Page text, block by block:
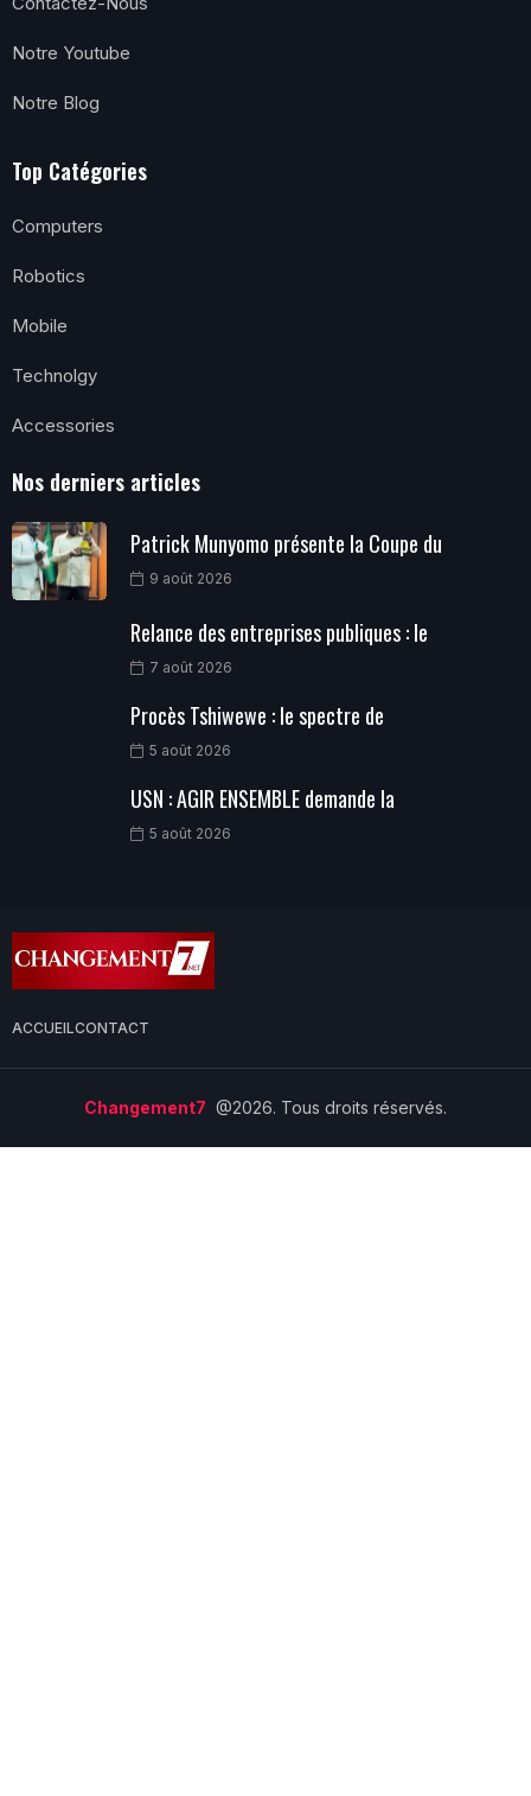
Notre Youtube
Notre Blog
Top Catégories
Computers
Robotics
Mobile
Technolgy
Accessories
Nos derniers articles
Patrick Munyomo présente la Coupe du
9 août 2026
Relance des entreprises publiques : le
7 août 2026
Procès Tshiwewe : le spectre de
5 août 2026
USN : AGIR ENSEMBLE demande la
5 août 2026
ACCUEILCONTACT
Changement7 @2026. Tous droits réservés.